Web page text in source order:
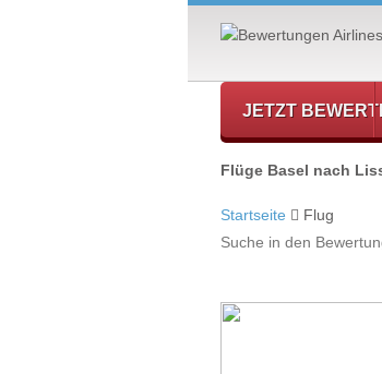
JETZT
Flüge Basel nach
Startseite Flug